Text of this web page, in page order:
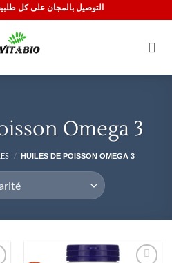
🚚 التوصيل بالمجان على كل طلبية
Omega 3
/ HUILES DE POISSON OMEGA 3